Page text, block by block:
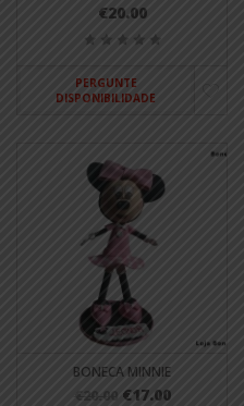
€20.00
PERGUNTE
DISPONIBILIDADE
BONECA MINNIE
€20.00 €17.00